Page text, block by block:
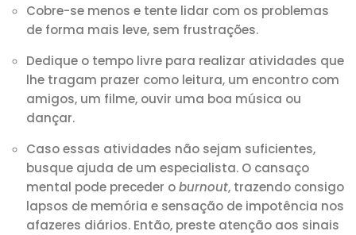
Cobre-se menos e tente lidar com os problemas
de forma mais leve, sem frustrações.
Dedique o tempo livre para realizar atividades que
lhe tragam prazer como leitura, um encontro com
amigos, um filme, ouvir uma boa música ou
dançar.
Caso essas atividades não sejam suficientes,
busque ajuda de um especialista. O cansaço
mental pode preceder oburnout, trazendo consigo
lapsos de memória e sensação de impotência nos
afazeres diários. Então, preste atenção aos sinais